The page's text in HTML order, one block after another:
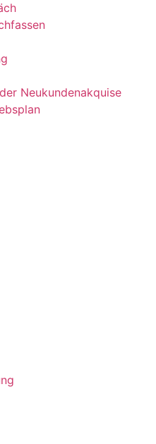
Neukundenakquise